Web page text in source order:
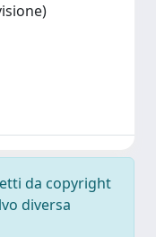
da copyright
diversa